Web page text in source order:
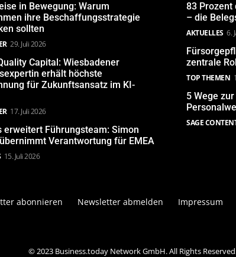
in Bewegung: Warum
ihre Beschaffungsstrategie
sollten
29. Juli 2026
Capital: Wiesbadener
erhält höchste
für Zukunftsansatz im KI-
17. Juli 2026
erweitert Führungsteam: Simon
Verantwortung für EMEA
15. Juli 2026
83 Prozent
– die
AKTUELLES 6.
zentrale
TOP THEMEN
5 Wege
SAGE
abonnieren Newsletter abmelden Impressum
© 2023 Business.today Network GmbH. All Rights